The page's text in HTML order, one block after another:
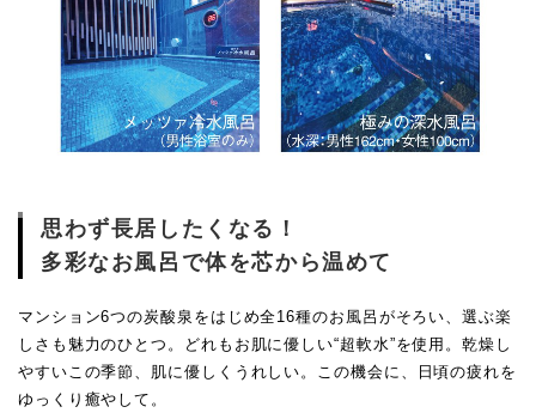
思わず長居したくなる！
多彩なお風呂で体を芯から温めて
マンション6つの炭酸泉をはじめ全16種のお風呂がそろい、選ぶ楽
しさも魅力のひとつ。どれもお肌に優しい“超軟水”を使用。乾燥し
やすいこの季節、肌に優しくうれしい。この機会に、日頃の疲れを
ゆっくり癒やして。